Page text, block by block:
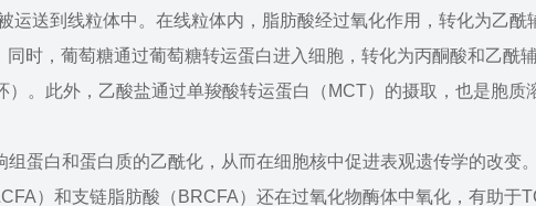
运送到线粒体中。在线粒体内，脂肪酸经过氧化作用，转化为乙酰
时，葡萄糖通过葡萄糖转运蛋白进入细胞，转化为丙酮酸和乙酰
。此外，乙酸盐通过单羧酸转运蛋白（MCT）的摄取，也是胞质
蛋白和蛋白质的乙酰化，从而在细胞核中促进表观遗传学的改变
）和支链脂肪酸（BRCFA）还在过氧化物酶体中氧化，有助于